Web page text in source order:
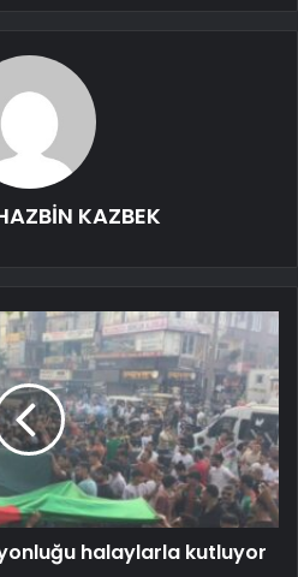
KAZBEK
halaylarla kutluyor